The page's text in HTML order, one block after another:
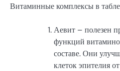
Витаминные комплексы в
Аевит – полезен
функций
составе. Они
клеток эпителия